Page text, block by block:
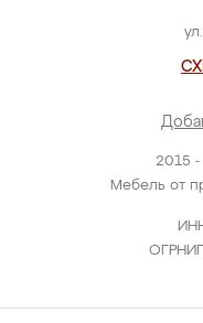
2015
Мебель от